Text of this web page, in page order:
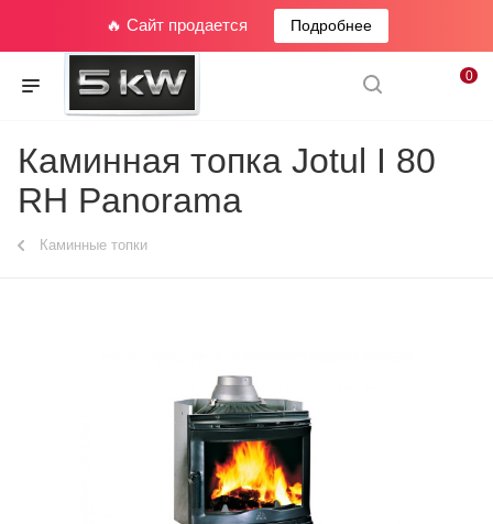
🔥 Сайт продается Подробнее
0
Каминная топка Jotul I 80
RH Panorama
Каминные топки